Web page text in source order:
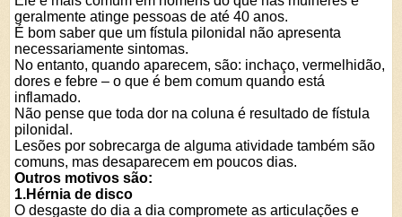
geralmente atinge pessoas de até 40 anos.
É bom saber que um fístula pilonidal não apresenta
necessariamente sintomas.
No entanto, quando aparecem, são: inchaço, vermelhidão,
dores e febre – o que é bem comum quando está
inflamado.
Não pense que toda dor na coluna é resultado de fístula
pilonidal.
Lesões por sobrecarga de alguma atividade também são
comuns, mas desaparecem em poucos dias.
Outros motivos são:
1.Hérnia de disco
O desgaste do dia a dia compromete as articulações e